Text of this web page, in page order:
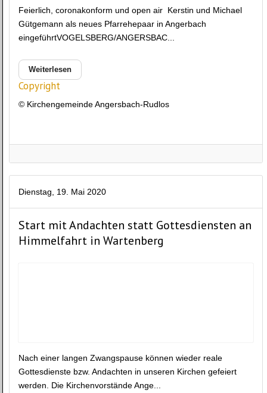
Feierlich, coronakonform und open air Kerstin und Michael
Gütgemann als neues Pfarrehepaar in Angerbach
eingeführtVOGELSBERG/ANGERSBAC...
Weiterlesen
Copyright
© Kirchengemeinde Angersbach-Rudlos
Dienstag, 19. Mai 2020
Start mit Andachten statt Gottesdiensten an
Himmelfahrt in Wartenberg
Nach einer langen Zwangspause können wieder reale
Gottesdienste bzw. Andachten in unseren Kirchen gefeiert
werden. Die Kirchenvorstände Ange...